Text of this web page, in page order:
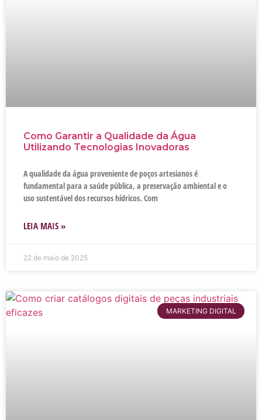
Como Garantir a Qualidade da Água
Utilizando Tecnologias Inovadoras
A qualidade da água proveniente de poços artesianos é
fundamental para a saúde pública, a preservação ambiental e o
uso sustentável dos recursos hídricos. Com
LEIA MAIS »
22 de maio de 2025
MARKETING DIGITAL